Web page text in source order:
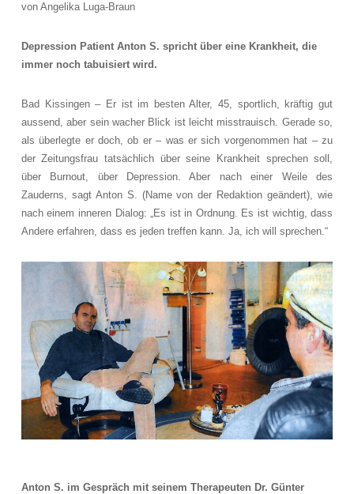
von Angelika Luga-Braun
Depression Patient Anton S. spricht über eine Krankheit, die
immer noch tabuisiert wird.
Bad Kissingen – Er ist im besten Alter, 45, sportlich, kräftig gut
aussend, aber sein wacher Blick ist leicht misstrauisch. Gerade so,
als überlegte er doch, ob er – was er sich vorgenommen hat – zu
der Zeitungsfrau tatsächlich über seine Krankheit sprechen soll,
über Burnout, über Depression. Aber nach einer Weile des
Zauderns, sagt Anton S. (Name von der Redaktion geändert), wie
nach einem inneren Dialog: „Es ist in Ordnung. Es ist wichtig, dass
Andere erfahren, dass es jeden treffen kann. Ja, ich will sprechen.“
Anton S. im Gespräch mit seinem Therapeuten Dr. Günter